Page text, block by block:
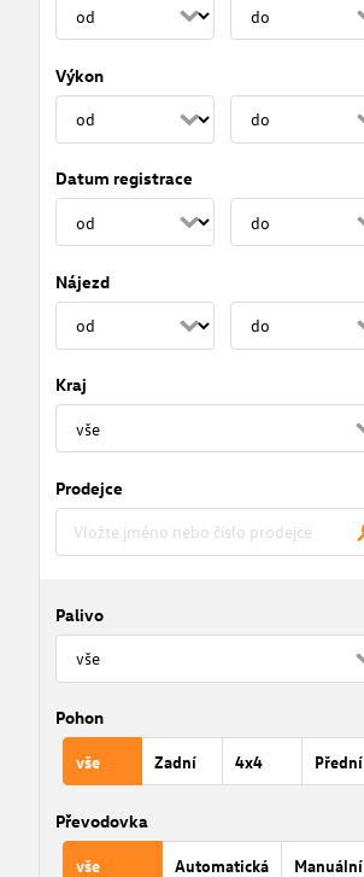
Výkon
Datum registrace
Nájezd
Kraj
Prodejce
Palivo
Pohon
vše Zadní 4x4 Přední
Převodovka
vše Automatická Manuální